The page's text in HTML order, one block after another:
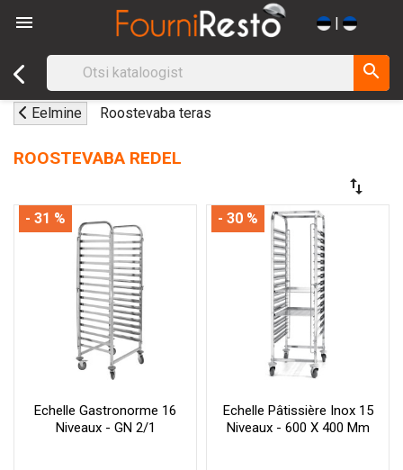
 |
search
Eelmine Roostevaba teras
ROOSTEVABA REDEL
swap_vert
Echelle Gastronorme 16
Niveaux - GN 2/1
- 31 %
Echelle Pâtissière Inox 15
Niveaux - 600 X 400 Mm
- 30 %